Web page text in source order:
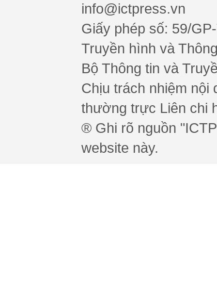
info@ictpress.vn
Giấy phép số: 59/
Truyền hình và
Bộ Thông tin và
Chịu trách nhiệm nội
thường trực Liên chi
® Ghi rõ nguồn
website này.